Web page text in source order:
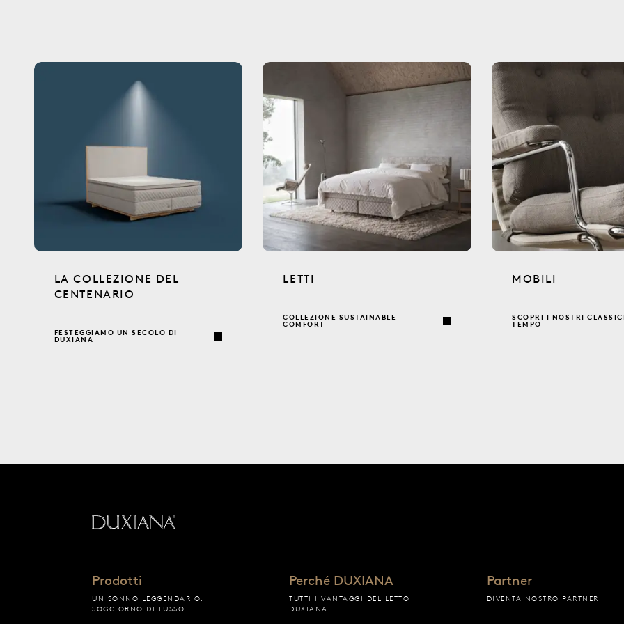
LA COLLEZIONE DEL
CENTENARIO
FESTEGGIAMO UN SECOLO DI
DUXIANA
LETTI
COLLEZIONE SUSTAINABLE
COMFORT
MOBILI
SCOPRI I NOSTRI
TEMPO
Prodotti
UN SONNO LEGGENDARIO.
SOGGIORNO DI LUSSO.
Perché DUXIANA
TUTTI I VANTAGGI DEL LETTO
DUXIANA
Partner
DIVENTA NOSTRO PARTNER